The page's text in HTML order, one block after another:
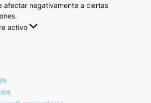
afectar negativamente a ciertas
activo